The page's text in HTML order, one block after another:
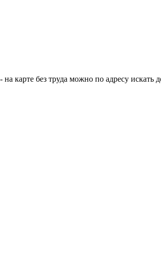
карте без труда можно по адресу искать